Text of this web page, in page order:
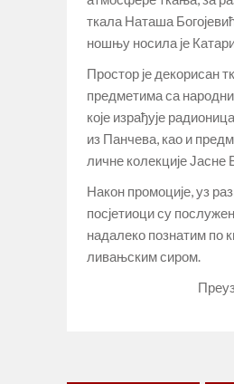
ткала Наташа
ношњу носила је
Простор је декорисан
предметима са
које израђује
из Панчева, као и
личне колекције Јасне
Након промоције, уз
посјетиоци су
надалеко познатим по
ливањским сиром.